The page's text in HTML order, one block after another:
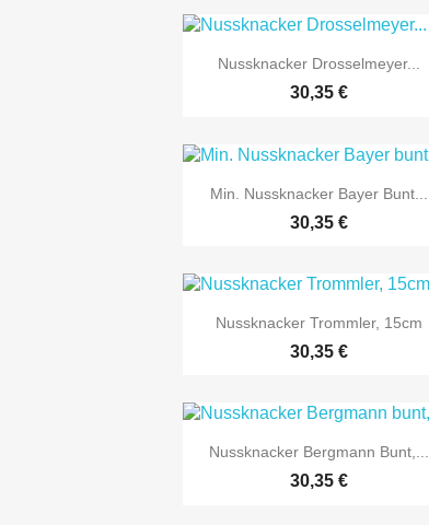
 Vorschau
Nussknacker Drosselmeyer...
30,35 €
 Vorschau
Min. Nussknacker Bayer Bunt...
30,35 €
 Vorschau
Nussknacker Trommler, 15cm
30,35 €
 Vorschau
Nussknacker Bergmann Bunt,...
30,35 €